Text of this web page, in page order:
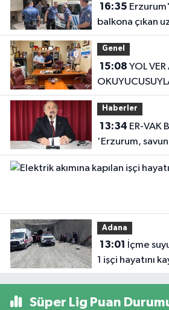
16:35
balkona çıkan
koca ikna edildi
Genel
15:08
Haberler
13:34
'Erzurum,
ekosistemine
dâhil edilmeli'
Adana
13:01
1 işçi hayatını
Süper Lig Puan